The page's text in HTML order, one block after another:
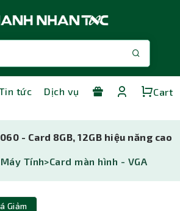
tức Dịch vụ Cart
- Card 8GB, 12GB hiệu năng cao
Tính>Card màn hình - VGA
Giảm